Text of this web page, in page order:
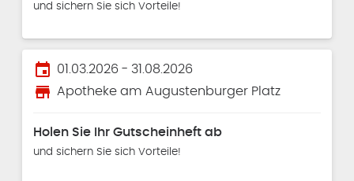
und sichern Sie sich Vorteile!
event 01.03.2026 - 31.08.2026
store Apotheke am Augustenburger Platz
Holen Sie Ihr Gutscheinheft ab
und sichern Sie sich Vorteile!